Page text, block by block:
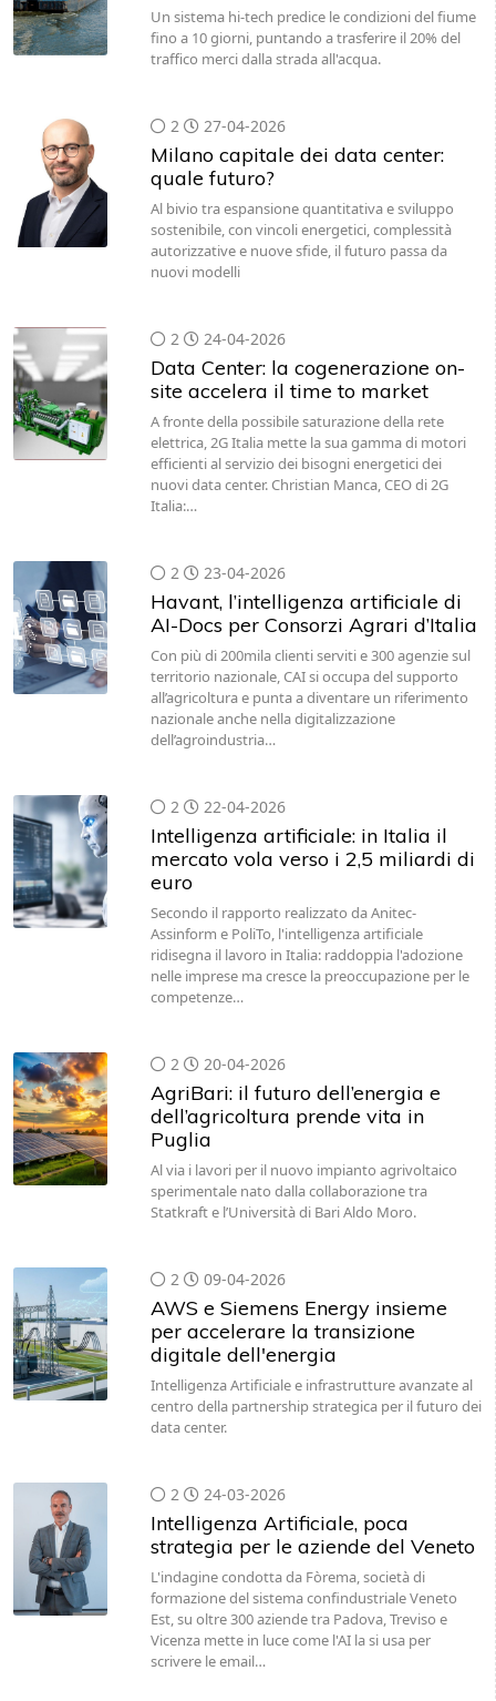
Un sistema hi-tech predice le condizioni del fiume
fino a 10 giorni, puntando a trasferire il 20% del
traffico merci dalla strada all'acqua.
2 27-04-2026
Milano capitale dei data center:
quale futuro?
Al bivio tra espansione quantitativa e sviluppo
sostenibile, con vincoli energetici, complessità
autorizzative e nuove sfide, il futuro passa da
nuovi modelli
2 24-04-2026
Data Center: la cogenerazione on-
site accelera il time to market
A fronte della possibile saturazione della rete
elettrica, 2G Italia mette la sua gamma di motori
efficienti al servizio dei bisogni energetici dei
nuovi data center. Christian Manca, CEO di 2G
Italia:…
2 23-04-2026
Havant, l’intelligenza artificiale di
AI-Docs per Consorzi Agrari d’Italia
Con più di 200mila clienti serviti e 300 agenzie sul
territorio nazionale, CAI si occupa del supporto
all’agricoltura e punta a diventare un riferimento
nazionale anche nella digitalizzazione
dell’agroindustria…
2 22-04-2026
Intelligenza artificiale: in Italia il
mercato vola verso i 2,5 miliardi di
euro
Secondo il rapporto realizzato da Anitec-
Assinform e PoliTo, l'intelligenza artificiale
ridisegna il lavoro in Italia: raddoppia l'adozione
nelle imprese ma cresce la preoccupazione per le
competenze…
2 20-04-2026
AgriBari: il futuro dell’energia e
dell’agricoltura prende vita in
Puglia
Al via i lavori per il nuovo impianto agrivoltaico
sperimentale nato dalla collaborazione tra
Statkraft e l’Università di Bari Aldo Moro.
2 09-04-2026
AWS e Siemens Energy insieme
per accelerare la transizione
digitale dell'energia
Intelligenza Artificiale e infrastrutture avanzate al
centro della partnership strategica per il futuro dei
data center.
2 24-03-2026
Intelligenza Artificiale, poca
strategia per le aziende del Veneto
L'indagine condotta da Fòrema, società di
formazione del sistema confindustriale Veneto
Est, su oltre 300 aziende tra Padova, Treviso e
Vicenza mette in luce come l'AI la si usa per
scrivere le email…